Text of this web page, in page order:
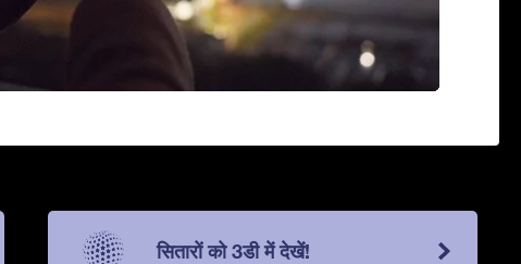
सितारों को 3डी में देखें!